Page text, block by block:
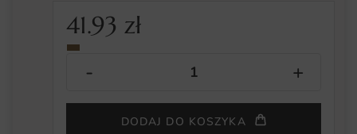
41.93zł
DODAJ DO KOSZYKA